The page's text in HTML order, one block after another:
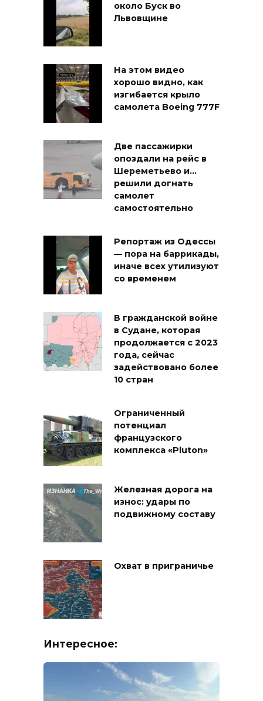
около Буск во
Львовщине
На этом видео
хорошо видно, как
изгибается крыло
самолета Boeing 777F
Две пассажирки
опоздали на рейс в
Шереметьево и…
решили догнать
самолет
самостоятельно
Репортаж из Одессы
— пора на баррикады,
иначе всех утилизуют
со временем
В гражданской войне
в Судане, которая
продолжается с 2023
года, сейчас
задействовано более
10 стран
Ограниченный
потенциал
французского
комплекса «Pluton»
Железная дорога на
износ: удары по
подвижному составу
Охват в приграничье
Интересное: